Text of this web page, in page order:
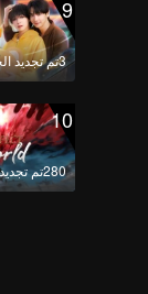
9
3تم تجديد الحلقة
10
280تم تجديد الحلقة